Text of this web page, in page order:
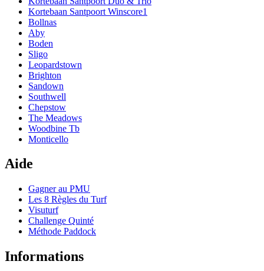
Kortebaan Santpoort Winscore1
Bollnas
Aby
Boden
Sligo
Leopardstown
Brighton
Sandown
Southwell
Chepstow
The Meadows
Woodbine Tb
Monticello
Aide
Gagner au PMU
Les 8 Règles du Turf
Visuturf
Challenge Quinté
Méthode Paddock
Informations